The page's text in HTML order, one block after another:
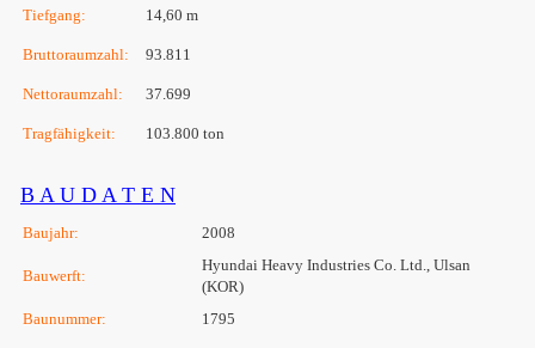
Tiefgang: 14,60 m
Bruttoraumzahl: 93.811
Nettoraumzahl: 37.699
Tragfähigkeit: 103.800 ton
B A U D A T E N
Baujahr: 2008
Bauwerft:
Hyundai Heavy Industries Co. Ltd., Ulsan
(KOR)
Baunummer:
1795